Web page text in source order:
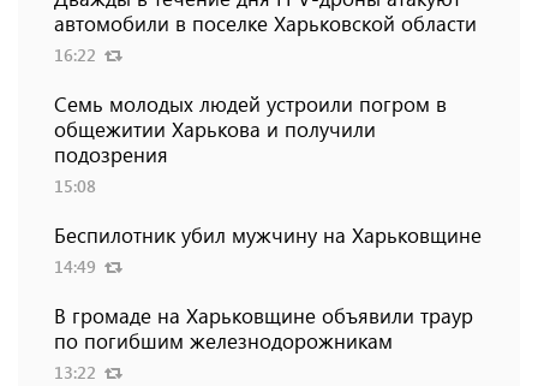
автомобили в поселке Харьковской области
16:22
Семь молодых людей устроили погром в
общежитии Харькова и получили
подозрения
15:08
Беспилотник убил мужчину на Харьковщине
14:49
В громаде на Харьковщине объявили траур
по погибшим железнодорожникам
13:22